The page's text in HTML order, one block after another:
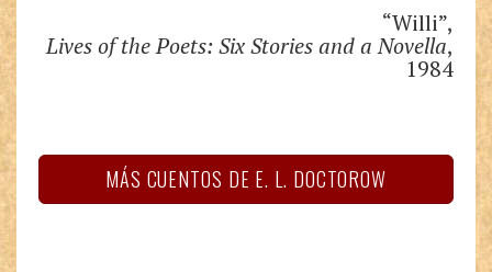
“Willi”,
Lives of the Poets: Six Stories and a Novella,
1984
MÁS CUENTOS DE E. L. DOCTOROW